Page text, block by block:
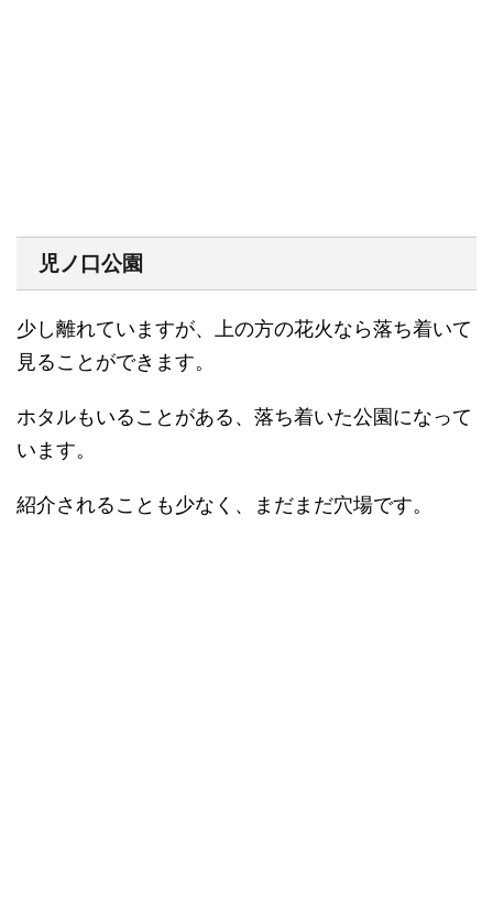
児ノ口公園
少し離れていますが、上の方の花火なら落ち着いて
見ることができます。
ホタルもいることがある、落ち着いた公園になって
います。
紹介されることも少なく、まだまだ穴場です。